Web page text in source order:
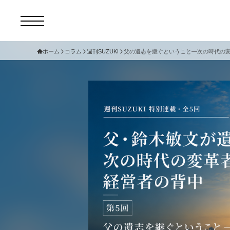
セ
サ
ホーム コラム 週刊SUZUKI 父の遺志を継ぐということ—次の時代の